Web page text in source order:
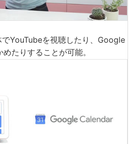
YouTubeを視聴したり、Google
たりすることが可能。